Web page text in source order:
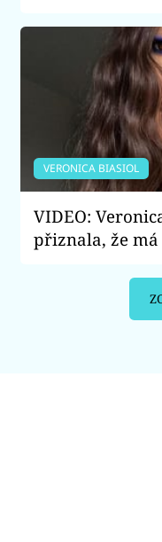
VERONICA BIASIOL
VIDEO:
přiznala, že